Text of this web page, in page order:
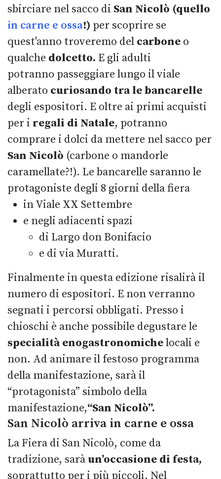
sbirciare nel sacco di San Nicolò (quello
in carne e ossa!) per scoprire se
quest'anno troveremo del carbone o
qualche dolcetto. E gli adulti
potranno passeggiare lungo il viale
alberato curiosando tra le bancarelle
degli espositori. E oltre ai primi acquisti
per i regali di Natale, potranno
comprare i dolci da mettere nel sacco per
San Nicolò (carbone o mandorle
caramellate?!). Le bancarelle saranno le
protagoniste degli 8 giorni della fiera
in Viale XX Settembre
e negli adiacenti spazi
di Largo don Bonifacio
e di via Muratti.
Finalmente in questa edizione risalirà il
numero di espositori. E non verranno
segnati i percorsi obbligati. Presso i
chioschi è anche possibile degustare le
specialità enogastronomichelocali e
non. Ad animare il festoso programma
della manifestazione, sarà il
“protagonista” simbolo della
manifestazione,“San Nicolò”.
San Nicolò arriva in carne e ossa
La Fiera di San Nicolò, come da
tradizione, saràun’occasione di festa,
soprattutto per i più piccoli. Nel